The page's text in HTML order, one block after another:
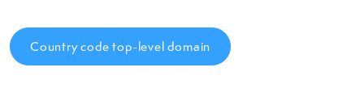
Country code top-level domain